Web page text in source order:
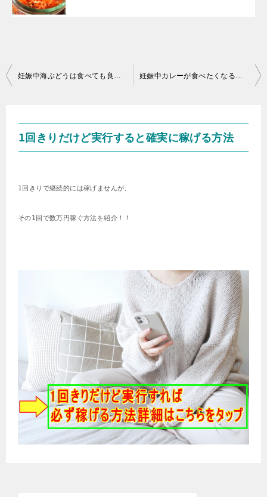
投
妊娠中海ぶどうは食べても良いの？注意点はあるの？ 妊娠中カレーが食べたくなる！性別と何か関係あるの？
1回きりだけど実行すると確実に稼げる方法
1回きりで継続的には稼げませんが、
その1回で数万円稼ぐ方法を紹介！！